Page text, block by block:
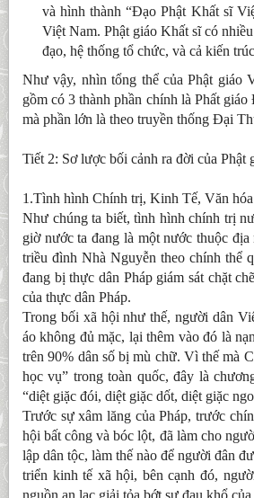
và hình thành “Đạo Phật Khất sĩ
Việt Nam. Phật giáo Khất sĩ có
đạo, hệ thống tổ chức, và cả kiến
Như vậy, nhìn tổng thể của Phật giáo
gồm có 3 thành phần chính là Phất
mà phần lớn là theo truyền thống Đại
Tiết 2: Sơ lược bối cảnh ra đời của Phật
1.Tình hình Chính trị, Kinh Tế, Văn
Như chúng ta biết, tình hình chính trị
giờ nước ta đang là một nước thuộc
triều đình Nhà Nguyễn theo chính thể
đang bị thực dân Pháp giám sát chặt
của thực dân Pháp.
Trong bối xã hội như thế, người dân
áo không đủ mặc, lại thêm vào đó là
trên 90% dân số bị mù chữ. Vì thế mà
học vụ” trong toàn quốc, đây là
“diệt giặc đói, diệt giặc dốt, diệt giặc
Trước sự xâm lăng của Pháp, trước
hội bất công và bóc lột, đã làm cho
lập dân tộc, làm thế nào để người đân
triển kinh tế xã hội, bên cạnh đó,
nguồn an lạc giải tỏa bớt sự đau khổ của